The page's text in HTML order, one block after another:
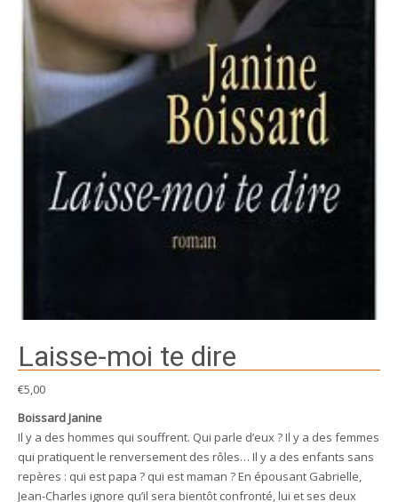
Laisse-moi te dire
€5,00
Boissard Janine
Il y a des hommes qui souffrent. Qui parle d’eux ? Il y a des femmes
qui pratiquent le renversement des rôles… Il y a des enfants sans
repères : qui est papa ? qui est maman ? En épousant Gabrielle,
Jean-Charles ignore qu’il sera bientôt confronté, lui et ses deux